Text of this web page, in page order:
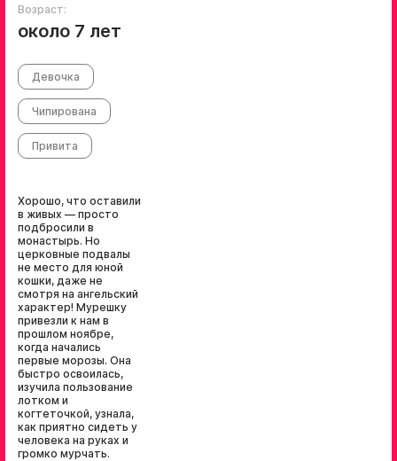
Возраст:
около 7 лет
Девочка
Чипирована
Привита
Хорошо, что оставили
в живых — просто
подбросили в
монастырь. Но
церковные подвалы
не место для юной
кошки, даже не
смотря на ангельский
характер! Мурешку
привезли к нам в
прошлом ноябре,
когда начались
первые морозы. Она
быстро освоилась,
изучила пользование
лотком и
когтеточкой, узнала,
как приятно сидеть у
человека на руках и
громко мурчать.